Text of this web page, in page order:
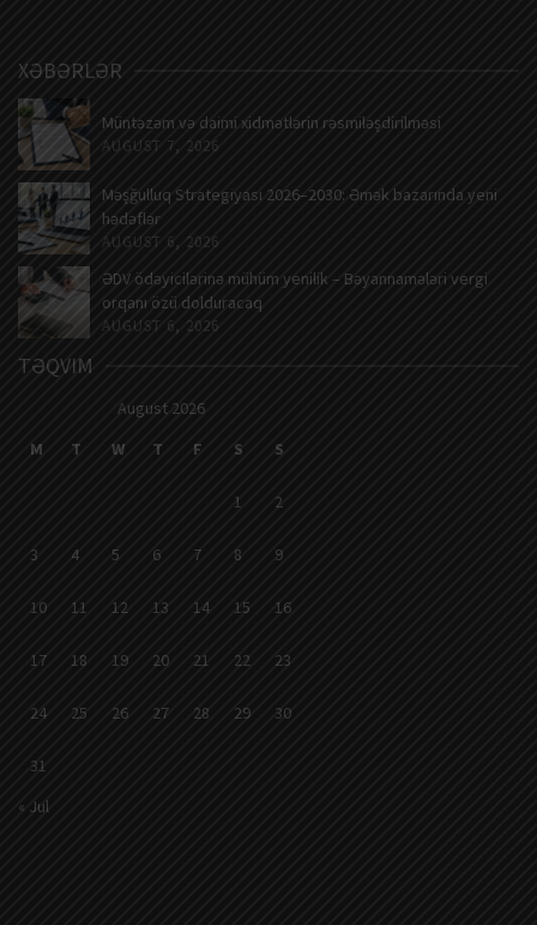
XƏBƏRLƏR
Müntəzəm və daimi xidmətlərin rəsmiləşdirilməsi
AUGUST 7, 2026
Məşğulluq Strategiyası 2026–2030: Əmək bazarında yeni
hədəflər
AUGUST 6, 2026
ƏDV ödəyicilərinə mühüm yenilik – Bəyannamələri vergi
orqanı özü dolduracaq
AUGUST 6, 2026
TƏQVIM
August 2026
M
T W T F S S
1 2
3 4 5 6 7 8 9
10 11 12 13 14 15 16
17 18 19 20 21 22 23
24 25 26 27 28 29 30
31
« Jul